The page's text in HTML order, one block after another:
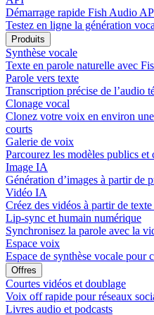
Démarrage rapide Fish Audio
Testez en ligne la génération
Produits
Synthèse vocale
Texte en parole naturelle avec
Parole vers texte
Transcription précise de l’audio
Clonage vocal
Clonez votre voix en environ
courts
Galerie de voix
Parcourez les modèles publics
Image IA
Génération d’images à partir de
Vidéo IA
Créez des vidéos à partir de
Lip-sync et humain numérique
Synchronisez la parole avec la
Espace voix
Espace de synthèse vocale pour
Offres
Courtes vidéos et doublage
Voix off rapide pour réseaux
Livres audio et podcasts